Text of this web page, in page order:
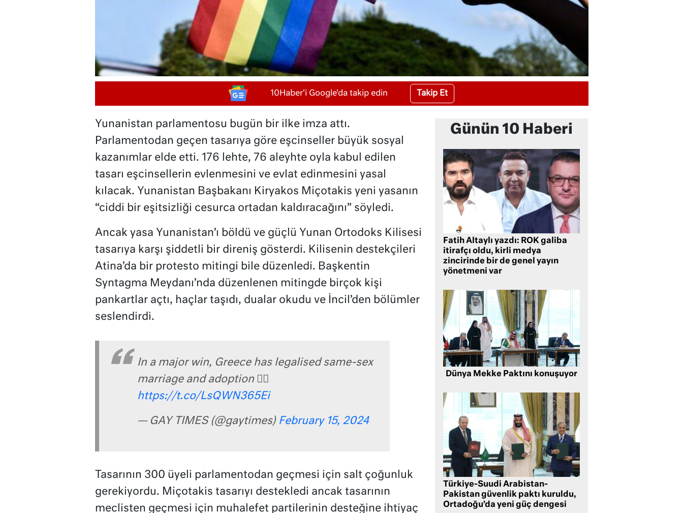
10Haber'i Google'da takip edin Takip Et
Yunanistan parlamentosu bugün bir ilke imza attı.
Parlamentodan geçen tasarıya göre eşcinseller büyük sosyal
kazanımlar elde etti. 176 lehte, 76 aleyhte oyla kabul edilen
tasarı eşcinsellerin evlenmesini ve evlat edinmesini yasal
kılacak. Yunanistan Başbakanı Kiryakos Miçotakis yeni yasanın
“ciddi bir eşitsizliği cesurca ortadan kaldıracağını” söyledi.
Ancak yasa Yunanistan’ı böldü ve güçlü Yunan Ortodoks Kilisesi
tasarıya karşı şiddetli bir direniş gösterdi. Kilisenin destekçileri
Atina’da bir protesto mitingi bile düzenledi. Başkentin
Syntagma Meydanı’nda düzenlenen mitingde birçok kişi
pankartlar açtı, haçlar taşıdı, dualar okudu ve İncil’den bölümler
seslendirdi.
In a major win, Greece has legalised same-sex
marriage and adoption 🏳️‍🌈
https://t.co/LsQWN365Ei
— GAY TIMES (@gaytimes) February 15, 2024
Tasarının 300 üyeli parlamentodan geçmesi için salt çoğunluk
gerekiyordu. Miçotakis tasarıyı destekledi ancak tasarının
meclisten geçmesi için muhalefet partilerinin desteğine ihtiyaç
Günün 10 Haberi
Fatih Altaylı yazdı: ROK galiba
itirafçı oldu, kirli medya
zincirinde bir de genel yayın
yönetmeni var
Dünya Mekke Paktını konuşuyor
Türkiye-Suudi Arabistan-
Pakistan güvenlik paktı kuruldu,
Ortadoğu’da yeni güç dengesi